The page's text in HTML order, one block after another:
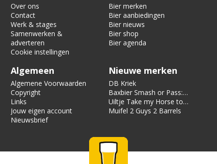
Over ons
Contact
Werk & stages
Samenwerken &
adverteren
Cookie instellingen
Bier merken
Bier aanbiedingen
Bier nieuws
Bier shop
Bier agenda
Algemeen
Algemene Voorwaarden
Copyright
Links
Jouw eigen account
Nieuwsbrief
Nieuwe merken
DB Kriek
Baxbier Smash or Pass:
Strata
Uiltje Take my Horse to
the Hotel Room
Muifel 2 Guys 2 Barrels